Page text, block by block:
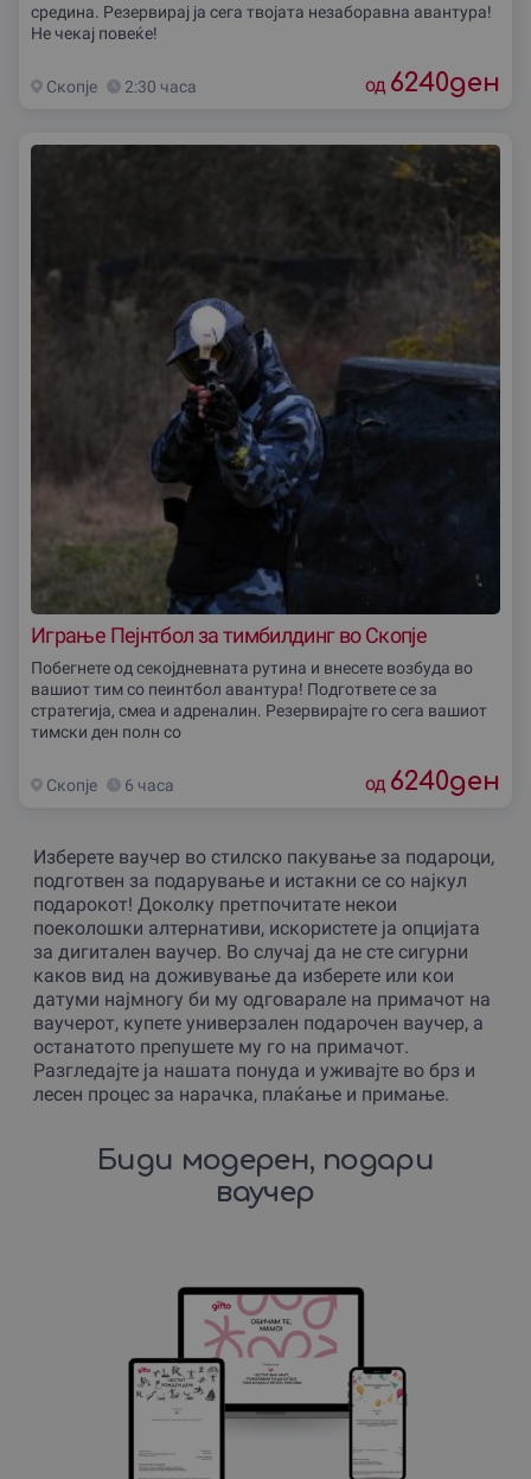
средина. Резервирај ја сега твојата незаборавна авантура!
Не чекај повеќе!
Скопjе 2:30 часа од 6240ден
Играње Пејнтбол за тимбилдинг во Скопjе
Побегнете од секојдневната рутина и внесете возбуда во
вашиот тим со пеинтбол авантура! Подгответе се за
стратегија, смеа и адреналин. Резервирајте го сега вашиот
тимски ден полн со
Скопjе 6 часа од 6240ден
Изберете ваучер во стилско пакување за подароци,
подготвен за подарување и истакни се со најкул
подарокот! Доколку претпочитате некои
поеколошки алтернативи, искористете ја опцијата
за дигитален ваучер. Во случај да не сте сигурни
каков вид на доживување да изберете или кои
датуми најмногу би му одговарале на примачот на
ваучерот, купете универзален подарочен ваучер, а
останатото препушете му го на примачот.
Разгледајте ја нашата понуда и уживајте во брз и
лесен процес за нарачка, плаќање и примање.
Биди модерен, подари
ваучер